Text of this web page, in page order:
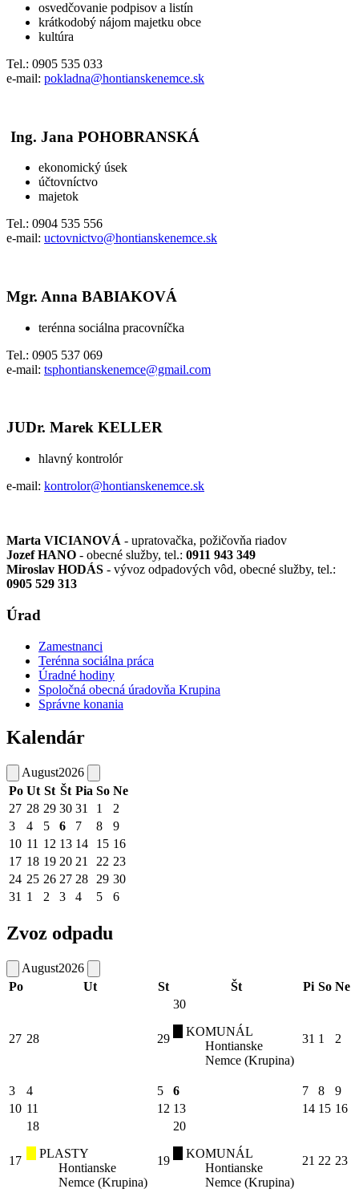
osvedčovanie podpisov a listín
krátkodobý nájom majetku obce
kultúra
Tel.: 0905 535 033
e-mail: pokladna@hontianskenemce.sk
Ing. Jana POHOBRANSKÁ
ekonomický úsek
účtovníctvo
majetok
Tel.: 0904 535 556
e-mail: uctovnictvo@hontianskenemce.sk
Mgr. Anna BABIAKOVÁ
terénna sociálna pracovníčka
Tel.: 0905 537 069
e-mail: tsphontianskenemce@gmail.com
JUDr. Marek KELLER
hlavný kontrolór
e-mail: kontrolor@hontianskenemce.sk
Marta VICIANOVÁ - upratovačka, požičovňa riadov
Jozef HANO - obecné služby, tel.: 0911 943 349
Miroslav HODÁS - vývoz odpadových vôd, obecné služby, tel.:
0905 529 313
Úrad
Zamestnanci
Terénna sociálna práca
Úradné hodiny
Spoločná obecná úradovňa Krupina
Správne konania
Kalendár
August2026
Po Ut St Št Pia So Ne
27 28 29 30 31 1
2
3
4 5 6 7 8
9
10 11 12 13 14 15 16
17 18 19 20 21 22 23
24 25 26 27 28 29 30
31 1 2 3 4 5 6
Zvoz odpadu
August2026
Po
Ut St Št Pi So Ne
27 28 29
30
KOMUNÁL
Hontianske
Nemce (Krupina)
31 1 2
3 4 5 6 7 8
9
10 11 12 13 14 15 16
17
18
PLASTY
Hontianske
Nemce (Krupina)
19
20
KOMUNÁL
Hontianske
Nemce (Krupina)
21 22 23